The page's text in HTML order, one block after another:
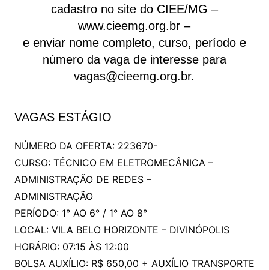
cadastro no site do CIEE/MG –
www.cieemg.org.br –
e enviar nome completo, curso, período e
número da vaga de interesse para
vagas@cieemg.org.br.
VAGAS ESTÁGIO
NÚMERO DA OFERTA: 223670-
CURSO: TÉCNICO EM ELETROMECÂNICA –
ADMINISTRAÇÃO DE REDES –
ADMINISTRAÇÃO
PERÍODO: 1° AO 6° / 1° AO 8°
LOCAL: VILA BELO HORIZONTE – DIVINÓPOLIS
HORÁRIO: 07:15 ÀS 12:00
BOLSA AUXÍLIO: R$ 650,00 + AUXÍLIO TRANSPORTE